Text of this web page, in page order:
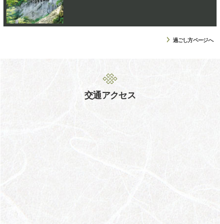
過ごし方ページへ
交通アクセス